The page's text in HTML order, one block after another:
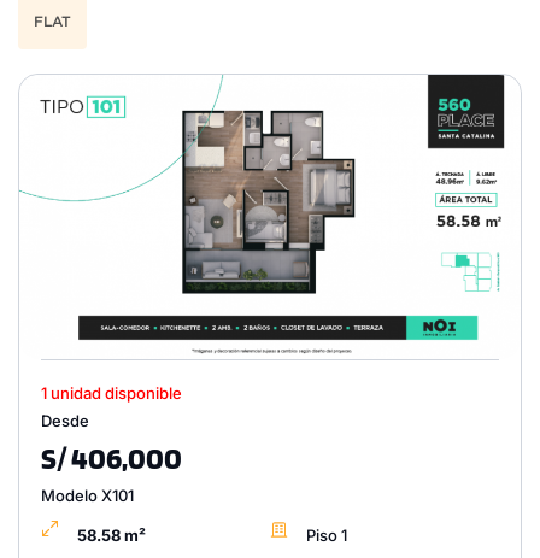
FLAT
1 unidad disponible
Desde
S/ 406,000
Modelo X101
58.58 m² Piso 1